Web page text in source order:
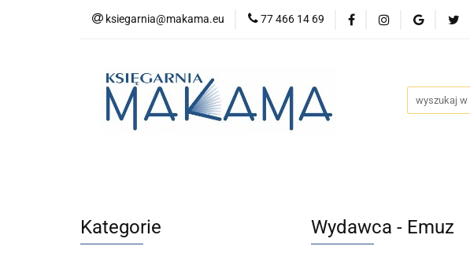
ksiegarnia@makama.eu 77 466 14 69
Kategorie Nowości Bestsellery
Kategorie Wydawca - Emuz